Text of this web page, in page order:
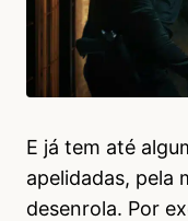
E já tem até
apelidadas, pela
desenrola. Por